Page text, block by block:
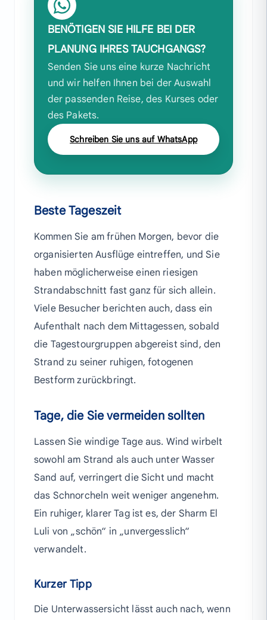
BENÖTIGEN SIE HILFE BEI DER
PLANUNG IHRES TAUCHGANGS?
Senden Sie uns eine kurze Nachricht
und wir helfen Ihnen bei der Auswahl
der passenden Reise, des Kurses oder
des Pakets.
Schreiben Sie uns auf WhatsApp
Beste Tageszeit
Kommen Sie am frühen Morgen, bevor die
organisierten Ausflüge eintreffen, und Sie
haben möglicherweise einen riesigen
Strandabschnitt fast ganz für sich allein.
Viele Besucher berichten auch, dass ein
Aufenthalt nach dem Mittagessen, sobald
die Tagestourgruppen abgereist sind, den
Strand zu seiner ruhigen, fotogenen
Bestform zurückbringt.
Tage, die Sie vermeiden sollten
Lassen Sie windige Tage aus. Wind wirbelt
sowohl am Strand als auch unter Wasser
Sand auf, verringert die Sicht und macht
das Schnorcheln weit weniger angenehm.
Ein ruhiger, klarer Tag ist es, der Sharm El
Luli von „schön“ in „unvergesslich“
verwandelt.
Kurzer Tipp
Die Unterwassersicht lässt auch nach, wenn